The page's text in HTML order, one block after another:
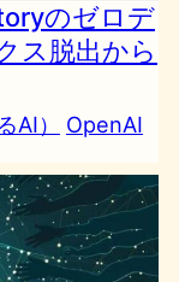
のゼロデ
ス脱出から
AI） OpenAI